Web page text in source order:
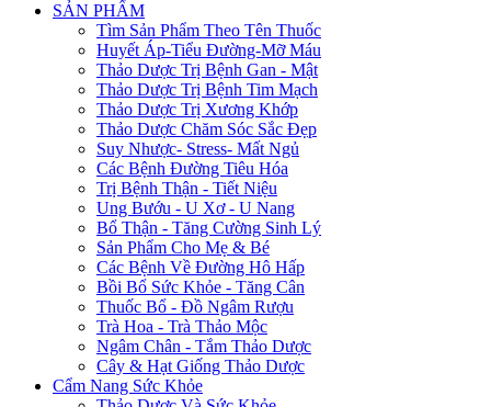
SẢN PHẨM
Tìm Sản Phẩm Theo Tên Thuốc
Huyết Áp-Tiểu Đường-Mỡ Máu
Thảo Dược Trị Bệnh Gan - Mật
Thảo Dược Trị Bệnh Tim Mạch
Thảo Dược Trị Xương Khớp
Thảo Dược Chăm Sóc Sắc Đẹp
Suy Nhược- Stress- Mất Ngủ
Các Bệnh Đường Tiêu Hóa
Trị Bệnh Thận - Tiết Niệu
Ung Bướu - U Xơ - U Nang
Bổ Thận - Tăng Cường Sinh Lý
Sản Phẩm Cho Mẹ & Bé
Các Bệnh Về Đường Hô Hấp
Bồi Bổ Sức Khỏe - Tăng Cân
Thuốc Bổ - Đồ Ngâm Rượu
Trà Hoa - Trà Thảo Mộc
Ngâm Chân - Tắm Thảo Dược
Cây & Hạt Giống Thảo Dược
Cẩm Nang Sức Khỏe